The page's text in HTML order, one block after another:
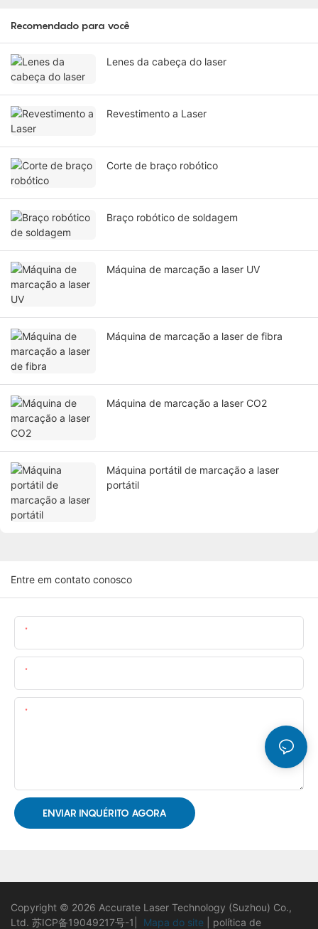
Recomendado para você
Lenes da cabeça do laser
Revestimento a Laser
Corte de braço robótico
Braço robótico de soldagem
Máquina de marcação a laser UV
Máquina de marcação a laser de fibra
Máquina de marcação a laser CO2
Máquina portátil de marcação a laser
portátil
Entre em contato conosco
ENVIAR INQUÉRITO AGORA
Copyright © 2026 Accurate Laser Technology (Suzhou) Co.,
Ltd. 苏ICP备19049217号-1 Mapa do site política de